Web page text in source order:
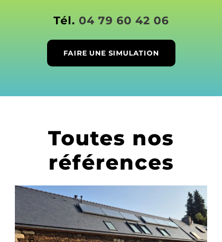
Tél. 04 79 60 42 06
FAIRE UNE SIMULATION
Toutes nos
références